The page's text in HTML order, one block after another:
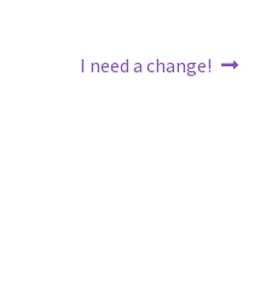
Next
I need a change!